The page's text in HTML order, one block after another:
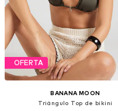
OFERTA
BANANA MOON
Triángulo Top de bikini